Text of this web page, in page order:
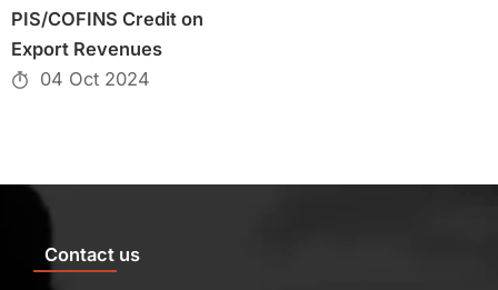
PIS/COFINS Credit on
Export Revenues
04 Oct 2024
Contact us